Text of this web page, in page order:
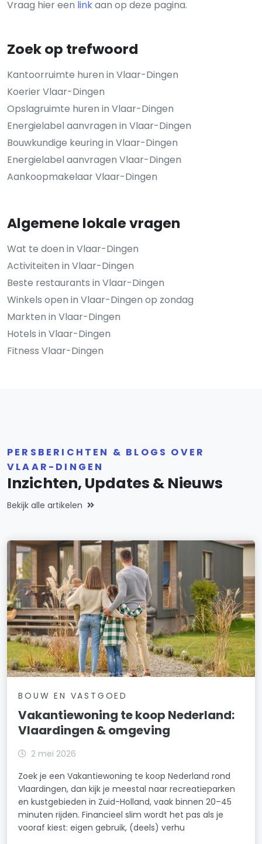
Vraag hier een linkaan op deze pagina.
Zoek op trefwoord
Kantoorruimte huren in Vlaar-Dingen
Koerier Vlaar-Dingen
Opslagruimte huren in Vlaar-Dingen
Energielabel aanvragen in Vlaar-Dingen
Bouwkundige keuring in Vlaar-Dingen
Energielabel aanvragen Vlaar-Dingen
Aankoopmakelaar Vlaar-Dingen
Algemene lokale vragen
Wat te doen in Vlaar-Dingen
Activiteiten in Vlaar-Dingen
Beste restaurants in Vlaar-Dingen
Winkels open in Vlaar-Dingen op zondag
Markten in Vlaar-Dingen
Hotels in Vlaar-Dingen
Fitness Vlaar-Dingen
PERSBERICHTEN & BLOGS OVER
VLAAR-DINGEN
Inzichten, Updates & Nieuws
Bekijk alle artikelen
BOUW EN VASTGOED
Vakantiewoning te koop Nederland:
Vlaardingen & omgeving
2 mei 2026
Zoek je een Vakantiewoning te koop Nederland rond
Vlaardingen, dan kijk je meestal naar recreatieparken
en kustgebieden in Zuid-Holland, vaak binnen 20–45
minuten rijden. Financieel slim wordt het pas als je
vooraf kiest: eigen gebruik, (deels) verhu